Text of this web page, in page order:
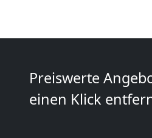
Preiswerte
einen Klick
Umzug